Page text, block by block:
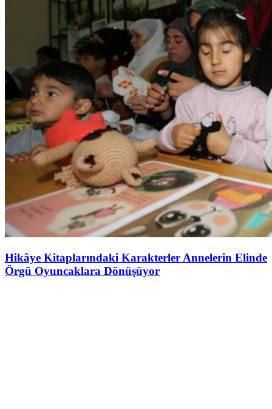
Hikâye Kitaplarındaki Karakterler Annelerin Elinde
Örgü Oyuncaklara Dönüşüyor